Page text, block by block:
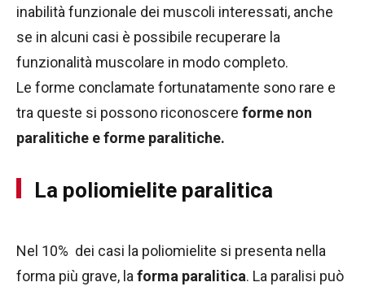
inabilità funzionale dei muscoli interessati, anche
se in alcuni casi è possibile recuperare la
funzionalità muscolare in modo completo.
Le forme conclamate fortunatamente sono rare e
tra queste si possono riconoscere forme non
paralitiche e forme paralitiche.
La poliomielite paralitica
Nel 10% dei casi la poliomielite si presenta nella
forma più grave, la forma paralitica. La paralisi può